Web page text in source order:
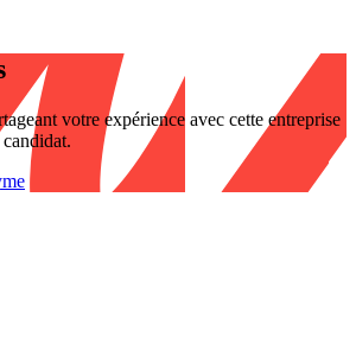
votre expérience avec cette entreprise